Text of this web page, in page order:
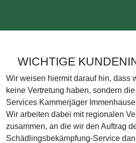
WICHTIGE
Wir weisen hiermit darauf hin, dass
keine Vertretung haben, sondern
Services Kammerjäger
Wir arbeiten dabei mit regionalen
zusammen, an die wir den Auftrag
Schädlingsbekämpfung-Service